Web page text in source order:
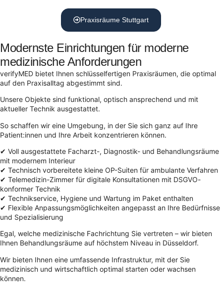
Praxisräume Stuttgart
Modernste Einrichtungen für moderne
medizinische Anforderungen
verifyMED bietet Ihnen schlüsselfertigen Praxisräumen, die optimal
auf den Praxisalltag abgestimmt sind.
Unsere Objekte sind funktional, optisch ansprechend und mit
aktueller Technik ausgestattet.
So schaffen wir eine Umgebung, in der Sie sich ganz auf Ihre
Patient:innen und Ihre Arbeit konzentrieren können.
✔ Voll ausgestattete Facharzt-, Diagnostik- und Behandlungsräume
mit modernem Interieur
✔ Technisch vorbereitete kleine OP-Suiten für ambulante Verfahren
✔ Telemedizin-Zimmer für digitale Konsultationen mit DSGVO-
konformer Technik
✔ Technikservice, Hygiene und Wartung im Paket enthalten
✔ Flexible Anpassungsmöglichkeiten angepasst an Ihre Bedürfnisse
und Spezialisierung
Egal, welche medizinische Fachrichtung Sie vertreten – wir bieten
Ihnen Behandlungsräume auf höchstem Niveau in Düsseldorf.
Wir bieten Ihnen eine umfassende Infrastruktur, mit der Sie
medizinisch und wirtschaftlich optimal starten oder wachsen
können.